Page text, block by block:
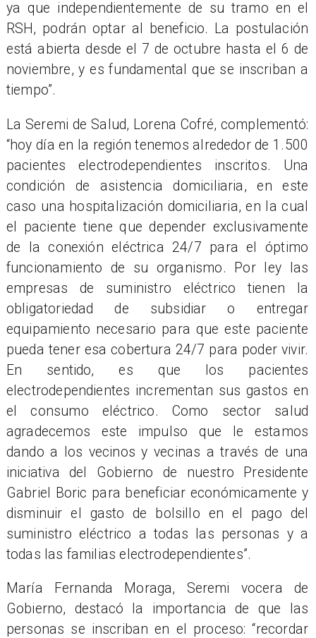
ya que independientemente de su tramo en el
RSH, podrán optar al beneficio. La postulación
está abierta desde el 7 de octubre hasta el 6 de
noviembre, y es fundamental que se inscriban a
tiempo”.
La Seremi de Salud, Lorena Cofré, complementó:
“hoy día en la región tenemos alrededor de 1.500
pacientes electrodependientes inscritos. Una
condición de asistencia domiciliaria, en este
caso una hospitalización domiciliaria, en la cual
el paciente tiene que depender exclusivamente
de la conexión eléctrica 24/7 para el óptimo
funcionamiento de su organismo. Por ley las
empresas de suministro eléctrico tienen la
obligatoriedad de subsidiar o entregar
equipamiento necesario para que este paciente
pueda tener esa cobertura 24/7 para poder vivir.
En sentido, es que los pacientes
electrodependientes incrementan sus gastos en
el consumo eléctrico. Como sector salud
agradecemos este impulso que le estamos
dando a los vecinos y vecinas a través de una
iniciativa del Gobierno de nuestro Presidente
Gabriel Boric para beneficiar económicamente y
disminuir el gasto de bolsillo en el pago del
suministro eléctrico a todas las personas y a
todas las familias electrodependientes”.
María Fernanda Moraga, Seremi vocera de
Gobierno, destacó la importancia de que las
personas se inscriban en el proceso: “recordar